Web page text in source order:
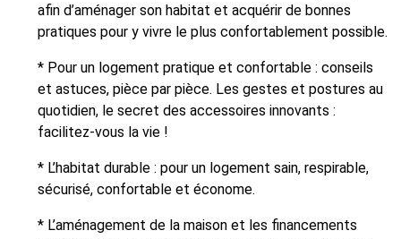
afin d’aménager son habitat et acquérir de bonnes
pratiques pour y vivre le plus confortablement possible.
* Pour un logement pratique et confortable : conseils
et astuces, pièce par pièce. Les gestes et postures au
quotidien, le secret des accessoires innovants :
facilitez-vous la vie !
* L’habitat durable : pour un logement sain, respirable,
sécurisé, confortable et économe.
* L’aménagement de la maison et les financements